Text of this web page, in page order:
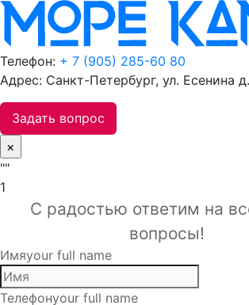
Телефон: + 7 (905) 285-60 80
Адрес: Санкт-Петербург, ул. Есенина
Задать вопрос
×
""
1
С радостью ответим на
вопросы!
Имяyour full name
Телефонyour full name